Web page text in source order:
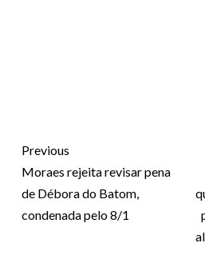
Previous
Moraes rejeita revisar pena
de Débora do Batom,
condenada pelo 8/1